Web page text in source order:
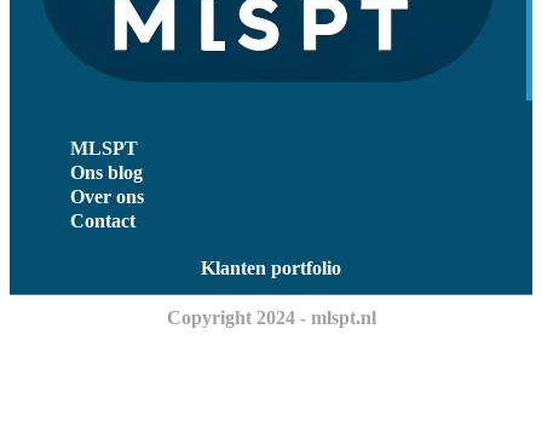
MLSPT
Ons blog
Over ons
Contact
Klanten portfolio
Copyright 2024 - mlspt.nl